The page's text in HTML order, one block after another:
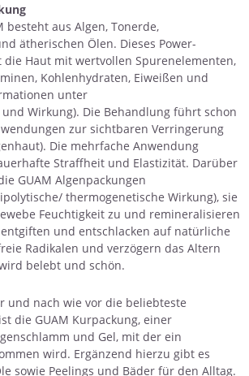
besteht aus Algen, Tonerde,
ätherischen Ölen. Dieses Power-
die Haut mit wertvollen Spurenelementen,
Kohlenhydraten, Eiweißen und
unter
und Wirkung). Die Behandlung führt schon
zur sichtbaren Verringerung
Die mehrfache Anwendung
Straffheit und Elastizität. Darüber
GUAM Algenpackungen
thermogenetische Wirkung), sie
Feuchtigkeit zu und remineralisieren
und entschlacken auf natürliche
Radikalen und verzögern das Altern
belebt und schön.
und nach wie vor die beliebteste
die GUAM Kurpackung, einer
und Gel, mit der ein
wird. Ergänzend hierzu gibt es
sowie Peelings und Bäder für den Alltag.